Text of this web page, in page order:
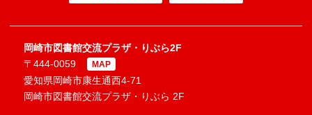
岡崎市図書館交流プラザ・りぶら2F
〒444-0059
MAP
愛知県岡崎市康生通西4-71
岡崎市図書館交流プラザ・りぶら 2F